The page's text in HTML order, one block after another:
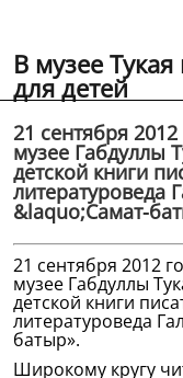
В музее
для детей
21 сентября
музее Габдуллы
детской книги
литературоведа
&laquo;Самат-
21 сентября 2012
музее Габдуллы
детской книги
литературоведа
батыр».
Широкому кругу